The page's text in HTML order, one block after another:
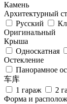
Камень
Архитектурный
Русский
Оригинальный
Крыша
Односкатная
Остекление
Панорамное
车库
1 гараж
2
Форма и